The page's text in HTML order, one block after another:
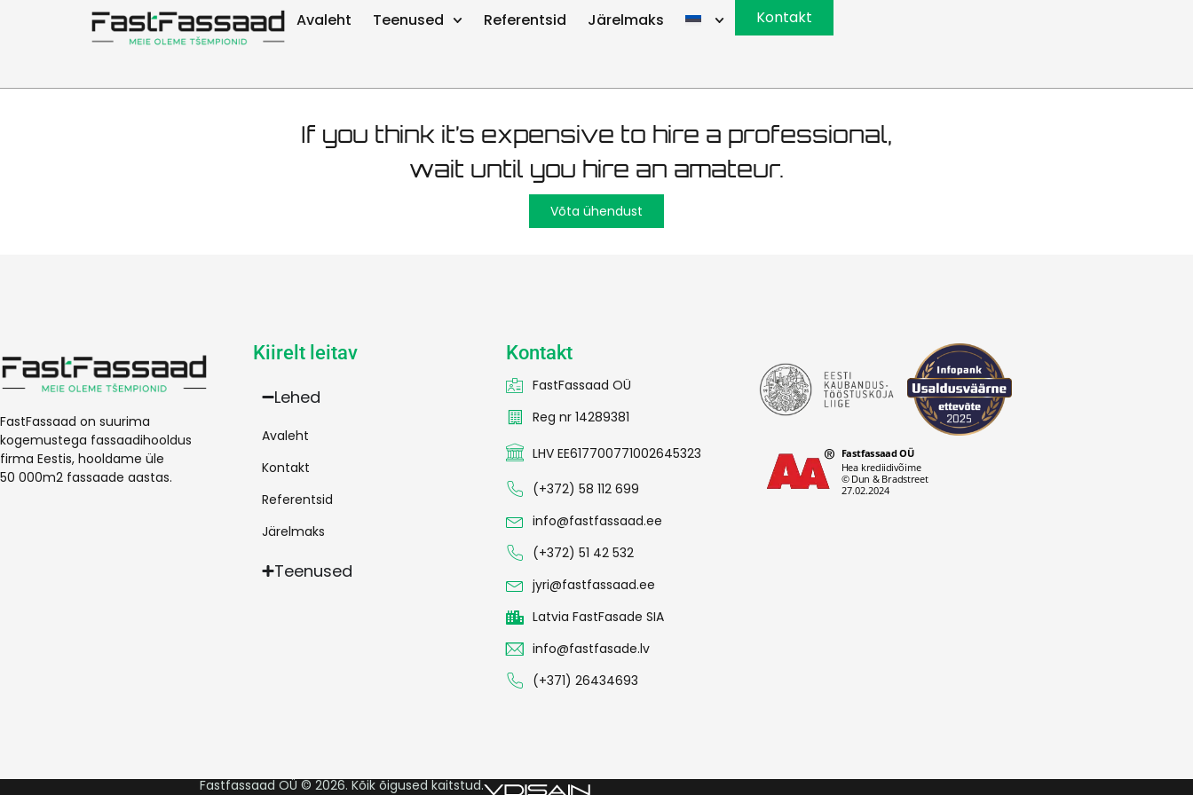
Avaleht Teenused Referentsid Järelmaks Kontakt
Fassaadihooldus Tartu 450m2
If you think it’s expensive to hire a professional,
wait until you hire an amateur.
Võta ühendust
FastFassaad on suurima
kogemustega fassaadihooldus
firma Eestis, hooldame üle
50 000m2 fassaade aastas.
Kiirelt leitav
Lehed
Avaleht
Kontakt
Referentsid
Järelmaks
Teenused
Kontakt
FastFassaad OÜ
Reg nr 14289381
LHV EE617700771002645323
(+372) 58 112 699
info@fastfassaad.ee
(+372) 51 42 532
jyri@fastfassaad.ee
Latvia FastFasade SIA
info@fastfasade.lv
(+371) 26434693
Fastfassaad OÜ © 2026. Kõik õigused kaitstud.